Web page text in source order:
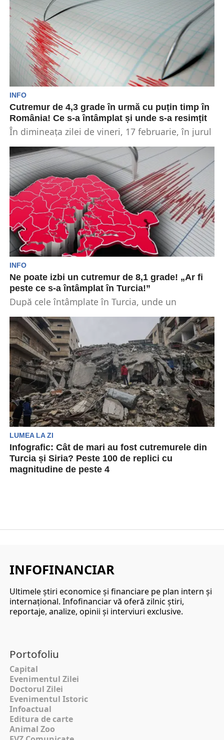
INFO
Cutremur de 4,3 grade în urmă cu puțin timp în
România! Ce s-a întâmplat și unde s-a resimțit
În dimineața zilei de vineri, 17 februarie, în jurul
INFO
Ne poate izbi un cutremur de 8,1 grade! „Ar fi
peste ce s-a întâmplat în Turcia!”
După cele întâmplate în Turcia, unde un
LUMEA LA ZI
Infografic: Cât de mari au fost cutremurele din
Turcia și Siria? Peste 100 de replici cu
magnitudine de peste 4
INFOFINANCIAR
Ultimele ştiri economice şi financiare pe plan intern şi
internaţional. Infofinanciar vă oferă zilnic ştiri,
reportaje, analize, opinii şi interviuri exclusive.
Portofoliu
Capital
Evenimentul Zilei
Doctorul Zilei
Evenimentul Istoric
Infoactual
Editura de carte
Animal Zoo